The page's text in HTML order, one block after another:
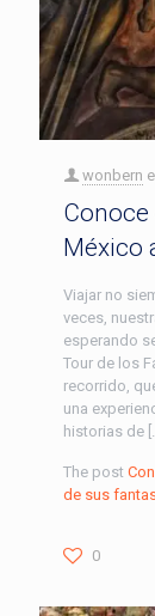
wonbern
Conoce
México
Viajar no
veces,
esperando
Tour de los
recorrido,
una
historias de
The post
de sus
0